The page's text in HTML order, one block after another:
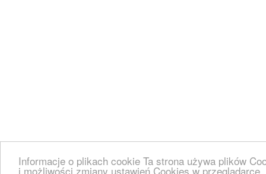
Informacje o plikach cookie Ta strona używa plików
i możliwości zmiany ustawień Cookies w przeglądarce.